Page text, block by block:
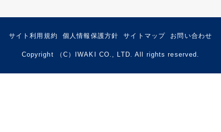
サイト利用規約 個人情報保護方針 サイトマップ お問い合わせ
Copyright （C）IWAKI CO., LTD. All rights reserved.